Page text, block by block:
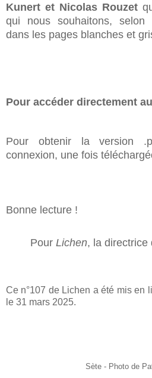
Kunert et Nicolas Rouzet
qui nous souhaitons, selon
dans les pages blanches et
Pour accéder directement
Pour obtenir la version
connexion, une fois
Bonne lecture !
Pour Lichen, la directrice
Ce n°107 de Lichen a été mis en
le 31 mars 2025.
Sète - Photo de